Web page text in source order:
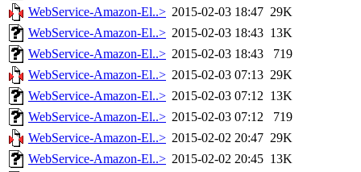
WebService-Amazon-El..> 2015-02-03 18:47 29K
WebService-Amazon-El..> 2015-02-03 18:43 13K
WebService-Amazon-El..> 2015-02-03 18:43
719
WebService-Amazon-El..> 2015-02-03 07:13 29K
WebService-Amazon-El..> 2015-02-03 07:12 13K
WebService-Amazon-El..> 2015-02-03 07:12
719
WebService-Amazon-El..> 2015-02-02 20:47 29K
WebService-Amazon-El..> 2015-02-02 20:45 13K